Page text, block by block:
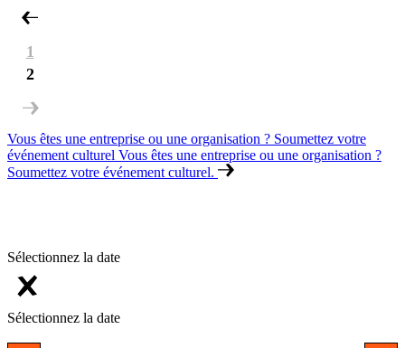
1
2
Vous êtes une entreprise ou une organisation ? Soumettez votre
événement culturel Vous êtes une entreprise ou une organisation ?
Soumettez votre événement culturel.
Filtres
Sélectionnez la date
Sélectionnez la date